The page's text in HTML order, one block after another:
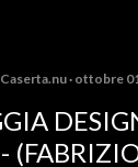
Caserta.nu ottobre